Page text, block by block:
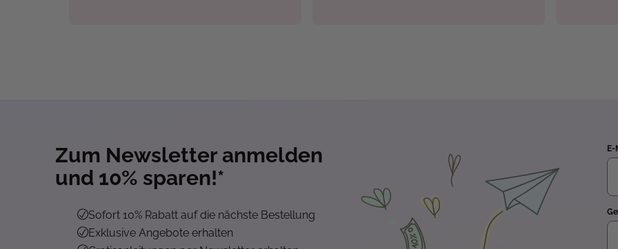
Zum Newsletter anmelden
und 10% sparen!*
Sofort 10% Rabatt auf die nächste Bestellung
Exklusive Angebote erhalten